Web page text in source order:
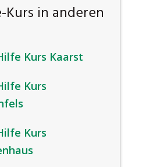
Kurs in anderen
Kurs Kaarst
Kurs
Kurs